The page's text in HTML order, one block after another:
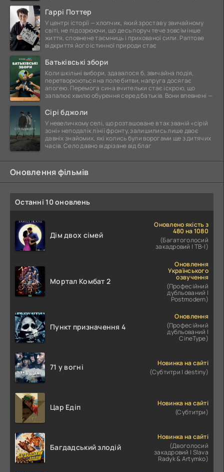
Гаррі Поттер
У центрі історії — хлопчик, який зростав у звичайному
світі, не підозрюючи, що десь поруч тече зовсім інше
життя, сповнене таємниць і прихованої сили. Раптове
відкриття його істинної природи стає
Батьківські збори
Коли шкільні вибори, здавалося б, звичайна подія,
перетворюються на поле битви, напруга досягає
апогею. Перемога сина вчительки стає іскрою, що
запалює хвилю обурення серед батьків. Вони впевнені —
Сірі бджоли
У невеличкому селі, що розташоване в так званій «сірій
зоні» неподалік лінії фронту, залишились лише двоє
давніх знайомих, які колись були ворогами ще з дитячих
часів. Село давно відрізане від благ
Оновлення фільмів
Останні 10 оновлень
Дім двох сімей
Оновлено якість з
480 на 1080
(Багатоголосий
закадровий | ТВ-І)
Мортал Комбат 2
Оновлення
Українського
озвучення
(Професійний
дубльований |
Postmodern)
Пункт призначення 4
Оновлення
(Професійний
дубльований |
CineType)
71 у вогні
Новинка на сайті
(Субтитри | destiny)
Цар Едіп
Новинка на сайті
(Субтитри)
Багдадський злодій
Новинка на сайті
(Двоголосий
закадровий | Slava
Radyk & Artymko)